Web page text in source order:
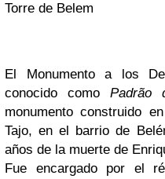
Torre de Belem
El Monumento a los
conocido como Padrão
monumento construido
Tajo, en el barrio de
años de la muerte de
Fue encargado por el